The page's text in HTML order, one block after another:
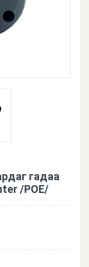
гадаа
/POE/